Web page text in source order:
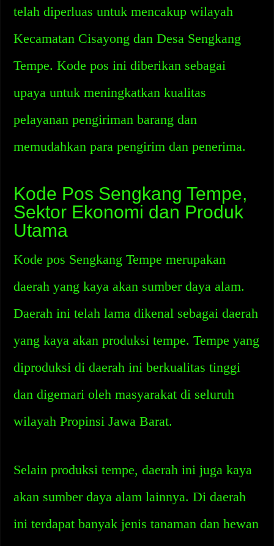
telah diperluas untuk mencakup wilayah
Kecamatan Cisayong dan Desa Sengkang
Tempe. Kode pos ini diberikan sebagai
upaya untuk meningkatkan kualitas
pelayanan pengiriman barang dan
memudahkan para pengirim dan penerima.
Kode Pos Sengkang Tempe,
Sektor Ekonomi dan Produk
Utama
Kode pos Sengkang Tempe merupakan
daerah yang kaya akan sumber daya alam.
Daerah ini telah lama dikenal sebagai daerah
yang kaya akan produksi tempe. Tempe yang
diproduksi di daerah ini berkualitas tinggi
dan digemari oleh masyarakat di seluruh
wilayah Propinsi Jawa Barat.
Selain produksi tempe, daerah ini juga kaya
akan sumber daya alam lainnya. Di daerah
ini terdapat banyak jenis tanaman dan hewan